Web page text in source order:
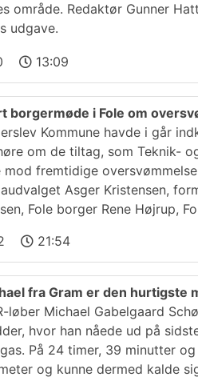
område. Redaktør Gunner
udgave.
13:09
borgermøde i Fole om
Kommune havde i går
om de tiltag, som Teknik-
mod fremtidige
Asger Kristensen,
Fole borger Rene Højrup,
21:54
fra Gram er den hurtigste
løber Michael Gabelgaard
hvor han nåede ud på
På 24 timer, 39 minutter
og kunne dermed kalde